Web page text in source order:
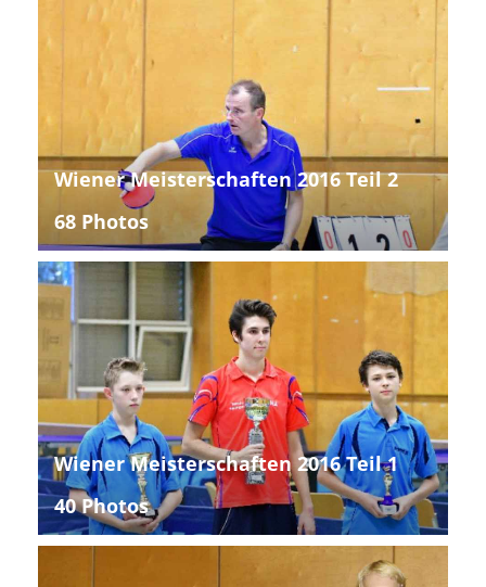
Wiener Meisterschaften 2016 Teil 2
68 Photos
Wiener Meisterschaften 2016 Teil 1
40 Photos